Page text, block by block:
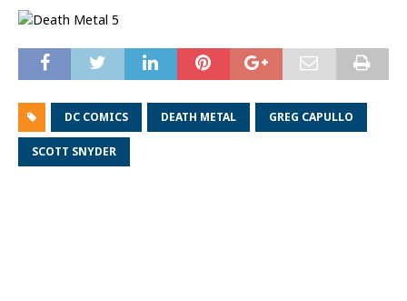
DC COMICS DEATH METAL GREG CAPULLO
SCOTT SNYDER